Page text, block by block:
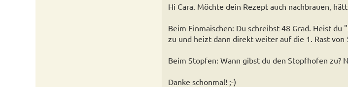
Hi Cara. Möchte dein Rezept auch nachbrauen,
Beim Einmaischen: Du schreibst 48 Grad. Heist
zu und heizt dann direkt weiter auf die 1. Rast von
Beim Stopfen: Wann gibst du den Stopfhofen zu?
Danke schonmal! ;-)